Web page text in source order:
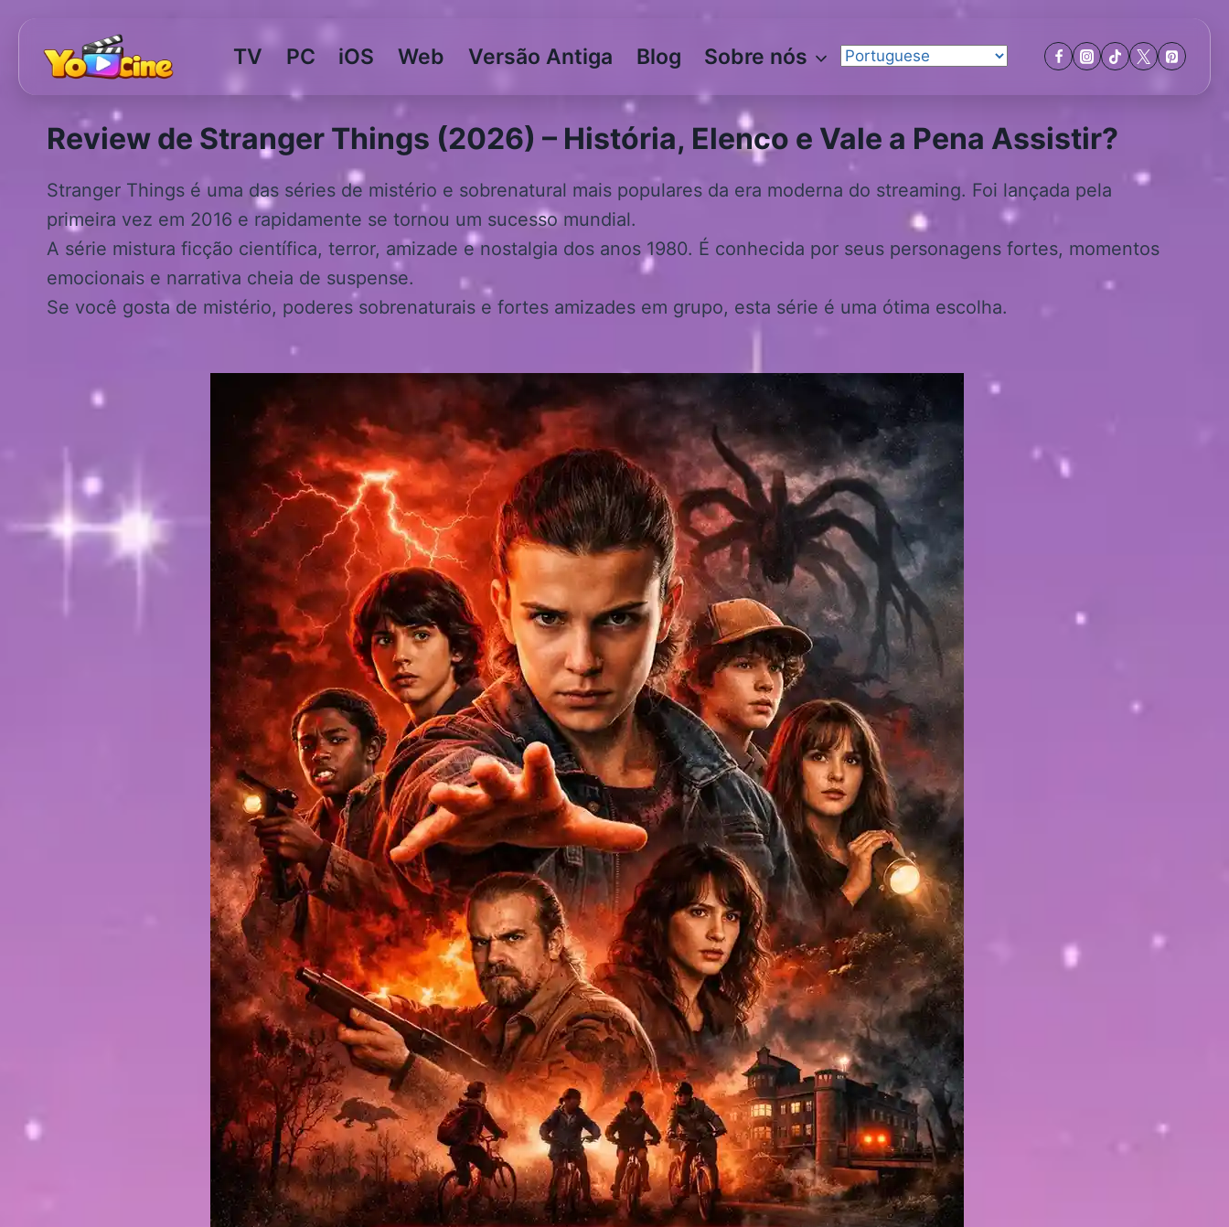
para
Conteúdo
TV PC iOS Web Versão Antiga Blog Sobre nós
Review de Stranger Things (2026) – História, Elenco e Vale a Pena Assistir?
Stranger Things é uma das séries de mistério e sobrenatural mais populares da era moderna do streaming. Foi lançada pela
primeira vez em 2016 e rapidamente se tornou um sucesso mundial.
A série mistura ficção científica, terror, amizade e nostalgia dos anos 1980. É conhecida por seus personagens fortes, momentos
emocionais e narrativa cheia de suspense.
Se você gosta de mistério, poderes sobrenaturais e fortes amizades em grupo, esta série é uma ótima escolha.